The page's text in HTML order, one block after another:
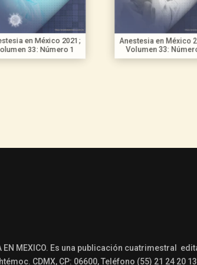
México 2021;
33: Número 1
Anestesia en México 2021;
Volumen 33: Número 2
EN MEXICO. Es una publicación cuatrimestral
CDMX, CP: 06600, Teléfono (55) 21 24 20